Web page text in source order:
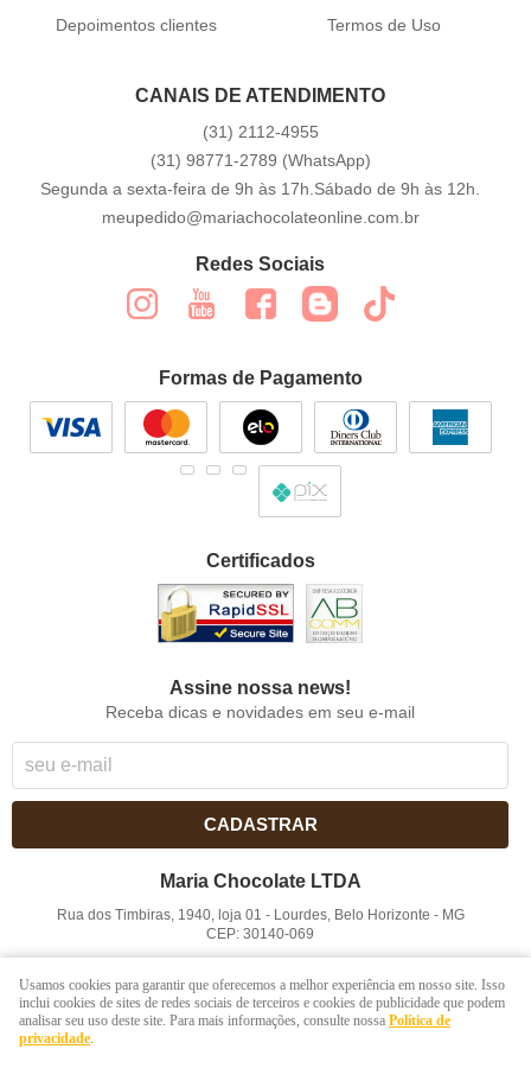
Depoimentos clientes
Termos de Uso
CANAIS DE ATENDIMENTO
(31) 2112-4955
(31) 98771-2789 (WhatsApp)
Segunda a sexta-feira de 9h às 17h.Sábado de 9h às 12h.
meupedido@mariachocolateonline.com.br
Redes Sociais
Formas de Pagamento
Certificados
Assine nossa news!
Receba dicas e novidades em seu e-mail
CADASTRAR
Maria Chocolate LTDA
Rua dos Timbiras, 1940, loja 01 - Lourdes, Belo Horizonte - MG
CEP: 30140-069
LOJA VIRTUAL CRIADA POR
Usamos cookies para garantir que oferecemos a melhor experiência em nosso site. Isso
inclui cookies de sites de redes sociais de terceiros e cookies de publicidade que podem
analisar seu uso deste site. Para mais informações, consulte nossa Política de
privacidade.